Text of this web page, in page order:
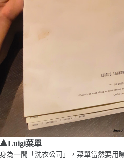
🔺Luigi菜單
身為一間「洗衣公司」，菜單當然要用